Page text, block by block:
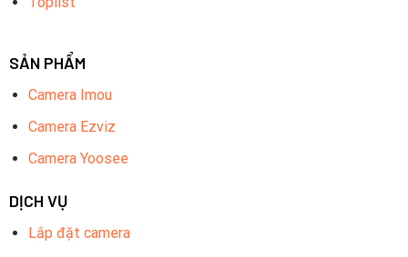
SẢN PHẨM
Camera Imou
Camera Ezviz
Camera Yoosee
DỊCH VỤ
Lắp đặt camera